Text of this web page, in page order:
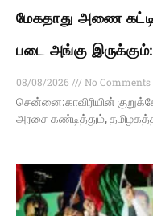
மேகதாது அணை
படை அங்கு
08/08/2026
No Comments
சென்னை:காவிரியின்
அரசை கண்டித்தும்,